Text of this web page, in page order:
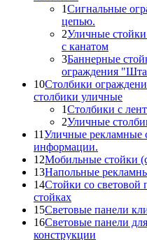
1Сигнальные
цепью.
2Уличные
с канатом
3Баннерные
ограждения
10Столбики
столбики уличные
1Столбики с
2Уличные
11Уличные рекламные
информации.
12Мобильные стойки
13Напольные
14Стойки со световой
стойках
15Световые панели
16Световые панели
конструкции